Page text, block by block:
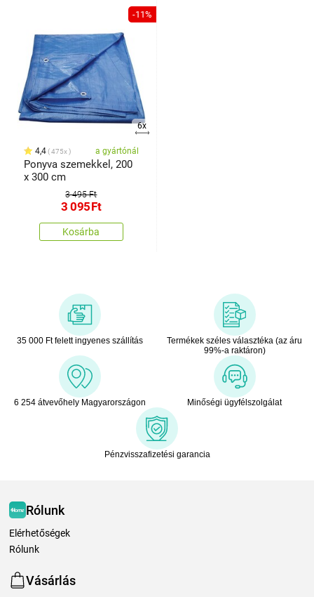
-11%
6x
4,4 475x a gyártónál
Ponyva szemekkel, 200
x 300 cm
3 495 Ft
3 095Ft
Kosárba
35 000 Ft felett ingyenes szállítás
Termékek széles választéka (az áru
99%-a raktáron)
6 254 átvevőhely Magyarországon Minőségi ügyfélszolgálat
Pénzvisszafizetési garancia
Rólunk
Elérhetőségek
Rólunk
Vásárlás